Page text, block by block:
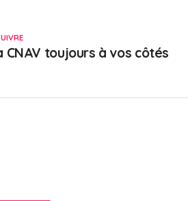
CNAV toujours à vos côtés